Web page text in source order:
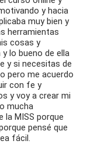
y hacia
muy bien y
herramientas
cosas y
lo bueno de ella
y si necesitas de
pero me acuerdo
con fe y
y voy a crear mi
mucha
la MISS porque
pensé que
fácil.